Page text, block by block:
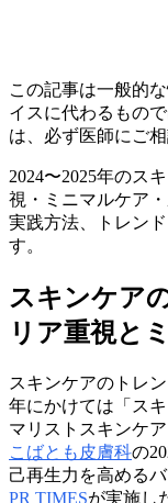
この記事は一般的
イスに代わるもの
は、必ず医師にご相
2024〜2025年のス
視・ミニマルケア
実践方法、トレン
す。
スキンケア
リア重視と
スキンケアのトレ
年にかけては「ス
マリストスキンケ
こばとも皮膚科の
己再生力を高める
PR TIMESが実施し